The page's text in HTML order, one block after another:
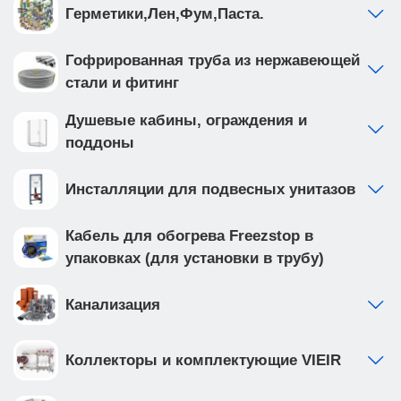
Герметики,Лен,Фум,Паста.
Гофрированная труба из нержавеющей
стали и фитинг
Душевые кабины, ограждения и
поддоны
Инсталляции для подвесных унитазов
Кабель для обогрева Freezstop в
упаковках (для установки в трубу)
Канализация
Коллекторы и комплектующие VIEIR